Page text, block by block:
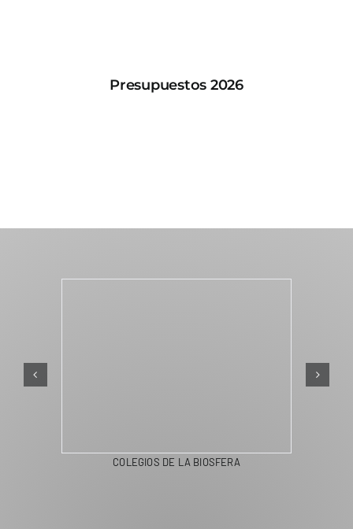
Presupuestos 2026
COLEGIOS DE LA BIOSFERA